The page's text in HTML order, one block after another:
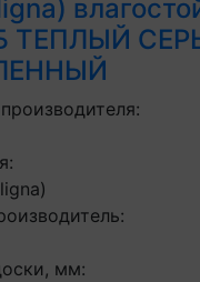
ТЕПЛЫЙ
мм: